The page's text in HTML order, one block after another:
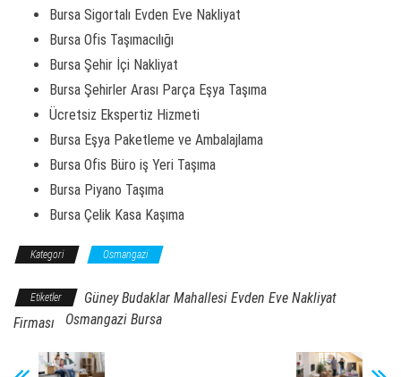
Bursa Sigortalı Evden Eve Nakliyat
Bursa Ofis Taşımacılığı
Bursa Şehir İçi Nakliyat
Bursa Şehirler Arası Parça Eşya Taşıma
Ücretsiz Ekspertiz Hizmeti
Bursa Eşya Paketleme ve Ambalajlama
Bursa Ofis Büro iş Yeri Taşıma
Bursa Piyano Taşıma
Bursa Çelik Kasa Kaşıma
Kategori Osmangazi
Etiketler
Güney Budaklar Mahallesi Evden Eve Nakliyat
Firması
Osmangazi Bursa